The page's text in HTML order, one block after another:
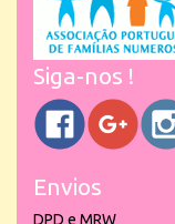
Siga-nos !
Envios
DPD e MRW